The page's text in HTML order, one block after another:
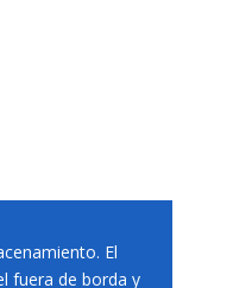
El
fuera de borda y